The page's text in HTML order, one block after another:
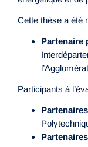
Cette thèse a été
Partenaire
Participants à